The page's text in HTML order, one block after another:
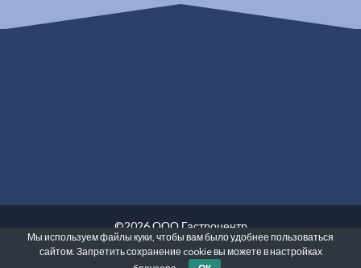
©2026 ООО Гастроцентр
Сведения о реализуемых требованиях к защите персональных
данных
Мы используем файлы куки, чтобы вам было удобнее пользоваться
сайтом. Запретить сохранение cookie вы можете в настройках